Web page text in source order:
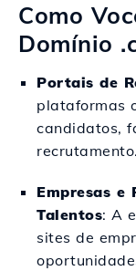
Como
Domínio
Portais de
plataformas
candidatos,
recrutamento.
Empresas e
Talentos: A
sites de